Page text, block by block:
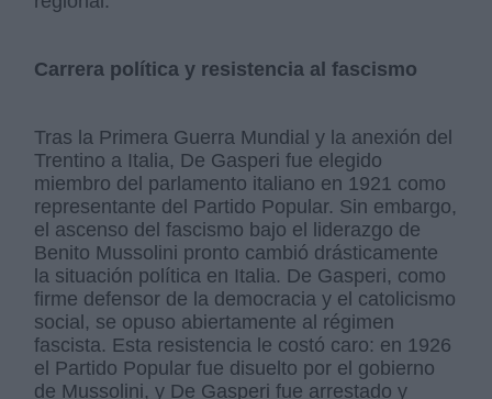
Carrera política y resistencia al fascismo
Tras la Primera Guerra Mundial y la anexión del
Trentino a Italia, De Gasperi fue elegido
miembro del parlamento italiano en 1921 como
representante del Partido Popular. Sin embargo,
el ascenso del fascismo bajo el liderazgo de
Benito Mussolini pronto cambió drásticamente
la situación política en Italia. De Gasperi, como
firme defensor de la democracia y el catolicismo
social, se opuso abiertamente al régimen
fascista. Esta resistencia le costó caro: en 1926
el Partido Popular fue disuelto por el gobierno
de Mussolini, y De Gasperi fue arrestado y